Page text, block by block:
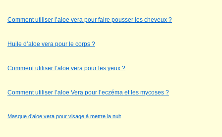
Comment utiliser l’aloe vera pour faire pousser les cheveux ?
Huile d’aloe vera pour le corps ?
Comment utiliser l’aloe vera pour les yeux ?
Comment utiliser l’aloe Vera pour l’eczéma et les mycoses ?
Masque d’aloe vera pour visage à mettre la nuit